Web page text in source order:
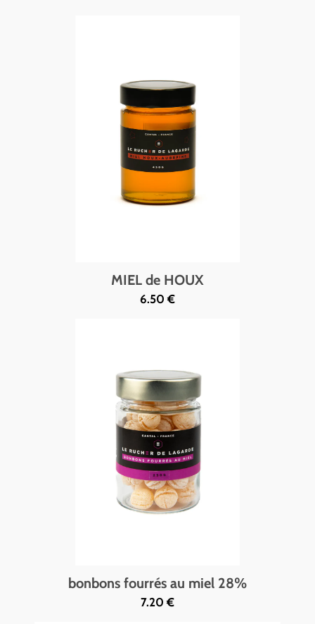
MIEL de HOUX
6.50 €
bonbons fourrés au miel 28%
7.20 €